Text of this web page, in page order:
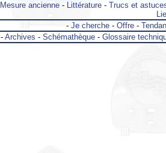
Mesure ancienne- Littérature- Trucs et
- Je cherche- Offre-
- Archives - Schémathèque- Glossaire